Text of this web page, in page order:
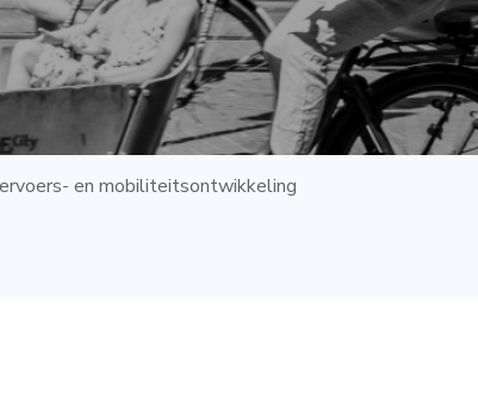
en mobiliteitsontwikkeling